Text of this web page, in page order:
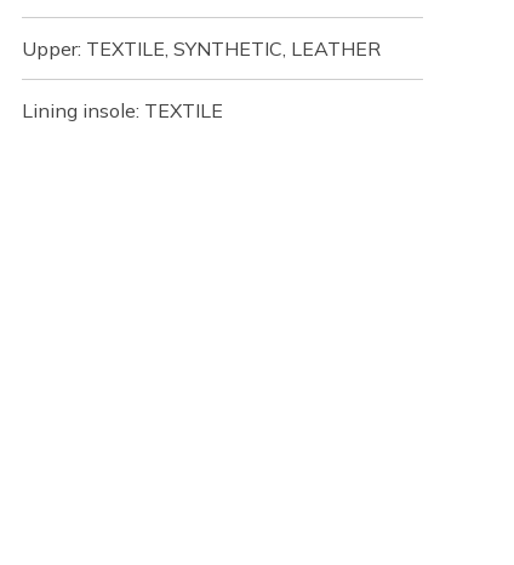
Upper: TEXTILE, SYNTHETIC, LEATHER
Lining insole: TEXTILE